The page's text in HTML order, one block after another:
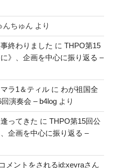
んちゅん より
終わりました に THPO第15
》、企画を中心に振り返る –
ラ1＆ティル に わが祖国全
演奏会 – b4log より
ってきた に THPO第15回公
企画を中心に振り返る –
メントをされるid:xevraさん